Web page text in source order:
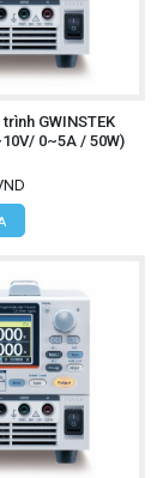
GWINSTEK
0~5A / 50W)